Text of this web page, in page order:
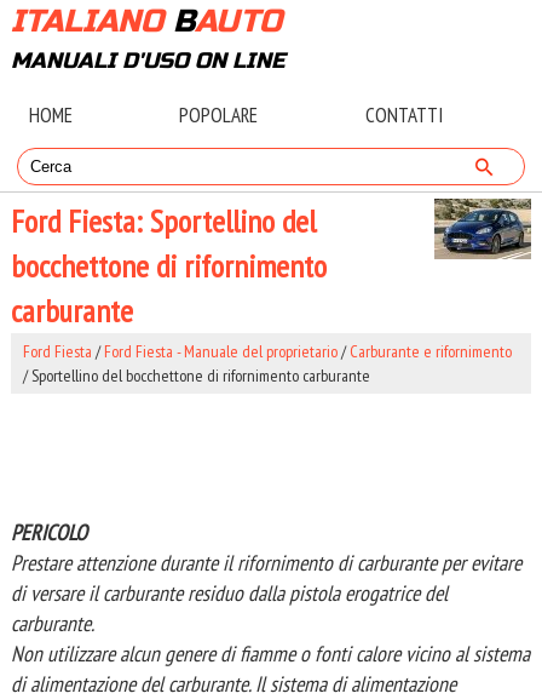
ITALIANOBAUTO
MANUALI D'USO ON LINE
HOME POPOLARE CONTATTI
Ford Fiesta: Sportellino del
bocchettone di rifornimento
carburante
Ford Fiesta /Ford Fiesta - Manuale del proprietario/Carburante e rifornimento
/ Sportellino del bocchettone di rifornimento carburante
PERICOLO
Prestare attenzione durante il rifornimento di carburante per evitare
di versare il carburante residuo dalla pistola erogatrice del
carburante.
Non utilizzare alcun genere di fiamme o fonti calore vicino al sistema
di alimentazione del carburante. Il sistema di alimentazione